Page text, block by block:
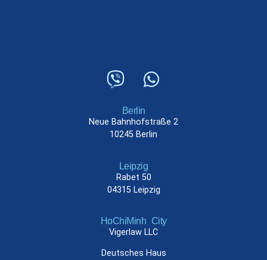
Berlin
Neue Bahnhofstraße 2
10245 Berlin
Leipzig
Rabet 50
04315 Leipzig
HoChiMinh City
Vigerlaw LLC
Deutsches Haus